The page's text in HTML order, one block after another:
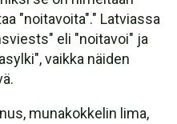
"noitavoita"." Latviassa
eli "noitavoi" ja
vaikka näiden
munakokkelin lima,